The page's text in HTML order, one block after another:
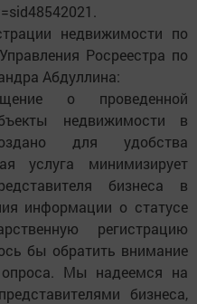
недвижимости по
Росреестра по
Абдуллина:
о проведенной
недвижимости в
для удобства
услуга минимизирует
бизнеса в
информации о статусе
регистрацию
бы обратить внимание
Мы надеемся на
бизнеса,